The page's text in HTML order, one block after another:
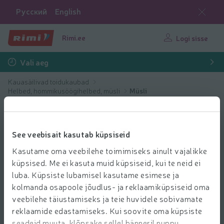
See veebisait kasutab küpsiseid
Kasutame oma veebilehe toimimiseks ainult vajalikke
küpsised. Me ei kasuta muid küpsiseid, kui te neid ei
luba. Küpsiste lubamisel kasutame esimese ja
kolmanda osapoole jõudlus- ja reklaamiküpsiseid oma
veebilehe täiustamiseks ja teie huvidele sobivamate
reklaamide edastamiseks. Kui soovite oma küpsiste
Русский English
Rimi.ee Logi sisse
Vali aeg
Kauasäilivad toidukaubad
Helbed, hommikusöögihelbed, müsli
Müsli